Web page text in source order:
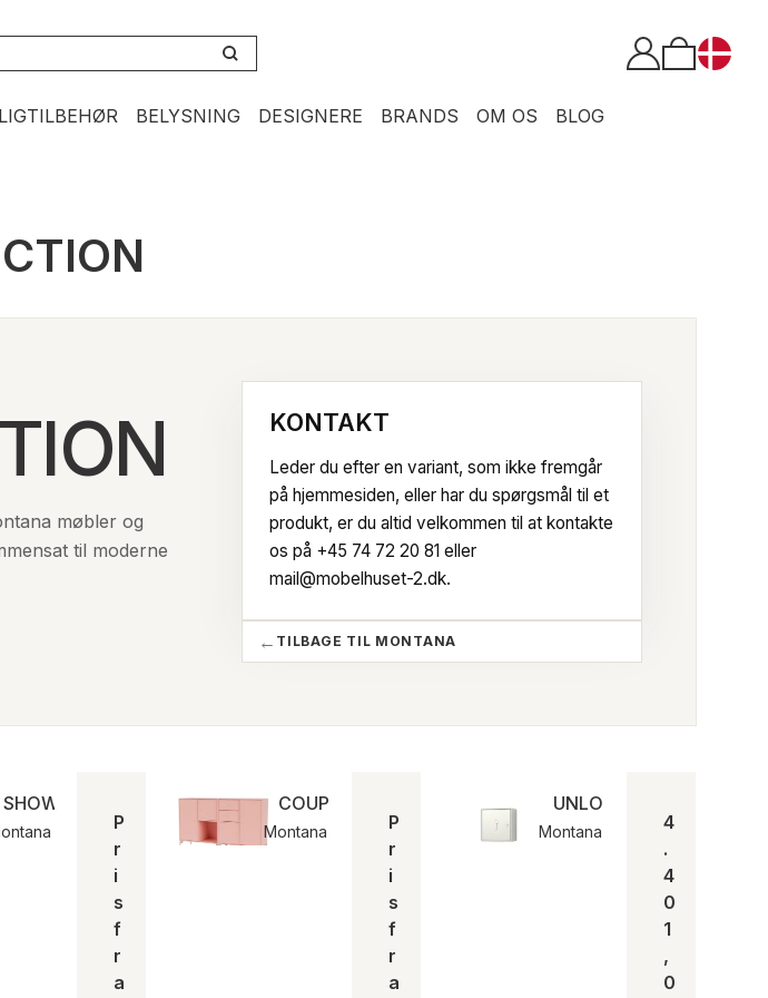
BELYSNING DESIGNERE BRANDS OM OS BLOG
møbler og
til moderne
KONTAKT
Leder du efter en variant, som ikke fremgår
på hjemmesiden, eller har du spørgsmål til et
produkt, er du altid velkommen til at kontakte
os på +45 74 72 20 81 eller
mail@mobelhuset-2.dk.
TILBAGE TIL MONTANA
SHOW | Montana
P
r
i
s
f
r
a
COUPLE | Montana
Montana
P
r
i
s
f
r
a
UNLOCK | Montana
Montana
4
.
4
0
1
,
0